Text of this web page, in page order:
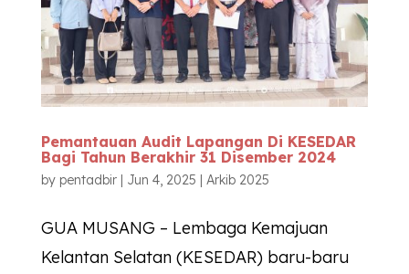
Pemantauan Audit Lapangan Di KESEDAR
Bagi Tahun Berakhir 31 Disember 2024
by pentadbir| Jun 4, 2025 | Arkib 2025
GUA MUSANG – Lembaga Kemajuan
Kelantan Selatan (KESEDAR) baru-baru